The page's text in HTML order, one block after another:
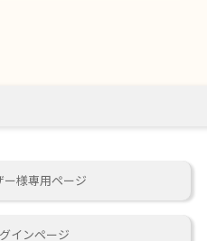
様専用ページ
インページ